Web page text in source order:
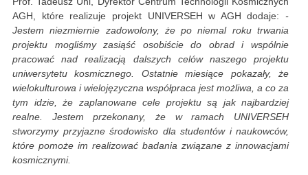
AGH, które realizuje projekt UNIVERSEH w AGH dodaje: -
Jestem niezmiernie zadowolony, że po niemal roku trwania
projektu mogliśmy zasiąść osobiście do obrad i wspólnie
pracować nad realizacją dalszych celów naszego projektu
uniwersytetu kosmicznego. Ostatnie miesiące pokazały, że
wielokulturowa i wielojęzyczna współpraca jest możliwa, a co za
tym idzie, że zaplanowane cele projektu są jak najbardziej
realne. Jestem przekonany, że w ramach UNIVERSEH
stworzymy przyjazne środowisko dla studentów i naukowców,
które pomoże im realizować badania związane z innowacjami
kosmicznymi.